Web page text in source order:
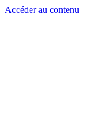
Accéder au contenu